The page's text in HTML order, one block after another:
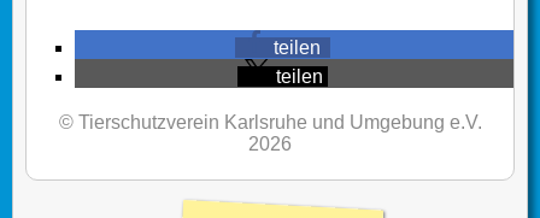
teilen
teilen
© Tierschutzverein Karlsruhe und Umgebung e.V.
2026